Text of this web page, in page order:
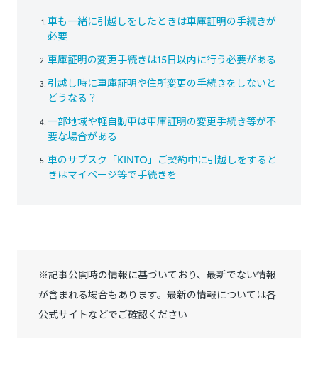
車も一緒に引越しをしたときは車庫証明の手続きが
必要
車庫証明の変更手続きは15日以内に行う必要がある
引越し時に車庫証明や住所変更の手続きをしないと
どうなる？
一部地域や軽自動車は車庫証明の変更手続き等が不
要な場合がある
車のサブスク「KINTO」ご契約中に引越しをすると
きはマイページ等で手続きを
※記事公開時の情報に基づいており、最新でない情報
が含まれる場合もあります。最新の情報については各
公式サイトなどでご確認ください